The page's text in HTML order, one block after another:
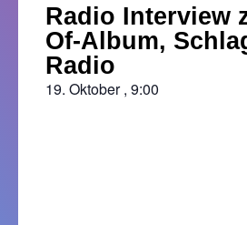
Radio Interview
Of-Album,
Radio
19. Oktober , 9:00